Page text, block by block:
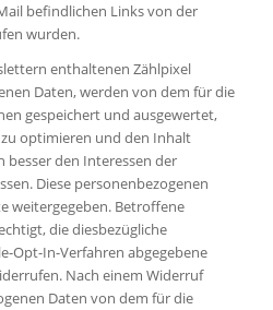
befindlichen Links von der
wurden.
enthaltenen Zählpixel
Daten, werden von dem für die
gespeichert und ausgewertet,
optimieren und den Inhalt
den Interessen der
Diese personenbezogenen
weitergegeben. Betroffene
die diesbezügliche
Opt-In-Verfahren abgegebene
Nach einem Widerruf
Daten von dem für die